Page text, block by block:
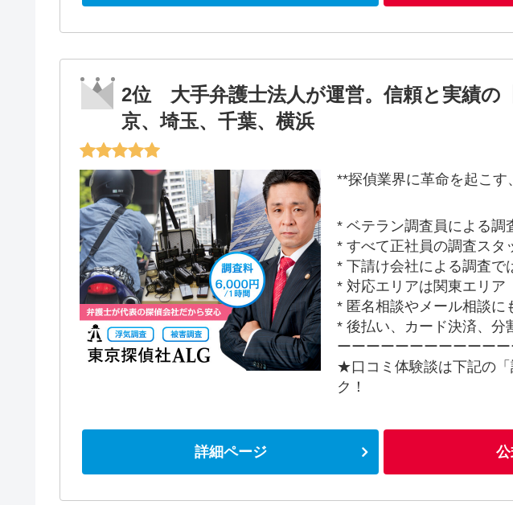
2位 大手弁護士法人が運営。信頼と実績の
京、埼玉、千葉、横浜
**探偵業界に革命を起こ
* ベテラン調査員による調
* すべて正社員の調査スタ
* 下請け会社による調査で
* 対応エリアは関東エリア
* 匿名相談やメール相談に
* 後払い、カード決済、分
ーーーーーーーーーーー
★口コミ体験談は下記の「
ク！
詳細ページ